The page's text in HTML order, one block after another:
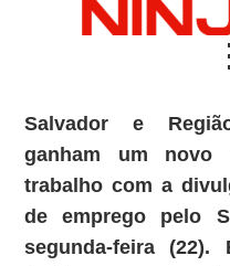
Salvador e
ganham um novo
trabalho com a
de emprego pelo
segunda-feira (22).